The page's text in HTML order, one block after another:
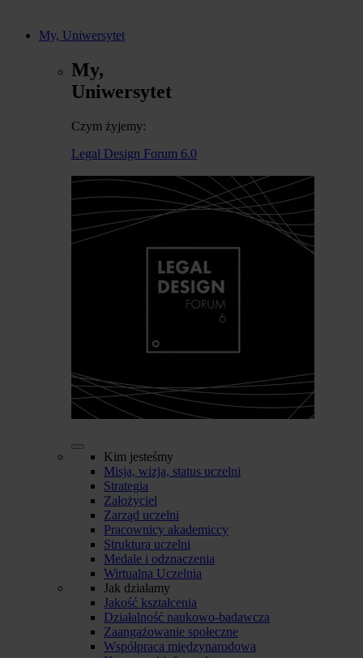
My, Uniwersytet
My,
Uniwersytet
Czym żyjemy:
Legal Design Forum 6.0
Kim jesteśmy
Misja, wizja, status uczelni
Strategia
Założyciel
Zarząd uczelni
Pracownicy akademiccy
Struktura uczelni
Medale i odznaczenia
Wirtualna Uczelnia
Jak działamy
Jakość kształcenia
Działalność naukowo-badawcza
Zaangażowanie społeczne
Współpraca międzynarodowa